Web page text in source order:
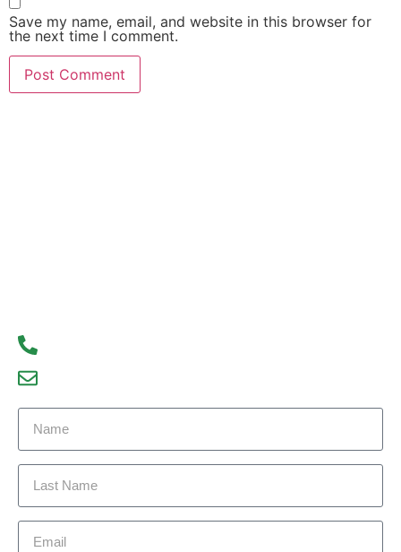
Save my name, email, and website in this browser for
the next time I comment.